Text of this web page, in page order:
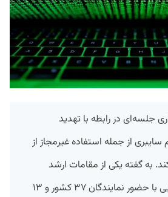
جلسه‌ای در رابطه با تهدید
سایبری از جمله استفاده غیرمجاز از
به گفته یکی از مقامات ارشد
آمریکایی، این گردهمایی با حضور نمایندگان ۳۷ کشور و ۱۳